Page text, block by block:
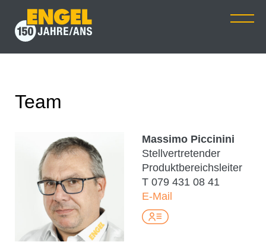
Team
Massimo Piccinini
Stellvertretender
Produktbereichsleiter
T 079 431 08 41
E-Mail